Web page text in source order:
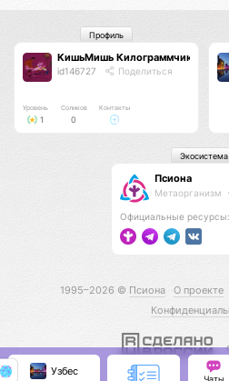
КишьМишь Килограммчик
id146727 Поделиться
Уровень
1
Соликов
0
Контакты
Профиль
Псиона
Метаорганизм
Официальные ресурсы:
Экосистема
1995–2026 © Псиона О проекте
Узбес
Чаты